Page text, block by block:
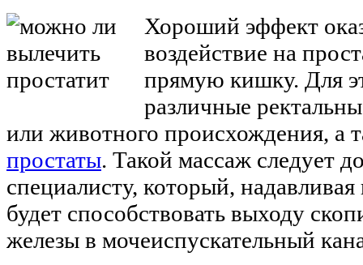
Хороший эффект
воздействие на
прямую кишку. Для
различные
или животного происхождения, а
простаты. Такой массаж следует
специалисту, который,
будет способствовать выходу
железы в мочеиспускательный